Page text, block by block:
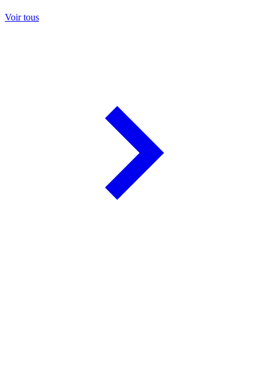
Voir tous